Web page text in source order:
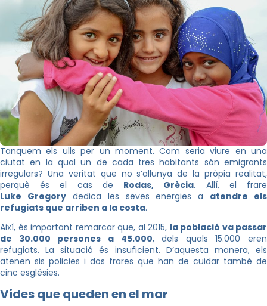
Tanquem els ulls per un moment. Com seria viure en una
ciutat en la qual un de cada tres habitants són emigrants
irregulars? Una veritat que no s’allunya de la pròpia realitat,
perquè és el cas de Rodas, Grècia. Allí, el frare
Luke Gregorydedica les seves energies a atendre els
refugiats que arriben a la costa.
Així, és important remarcar que, al 2015, la població va passar
de 30.000 persones a 45.000, dels quals 15.000 eren
refugiats. La situació és insuficient. D’aquesta manera, els
atenen sis policies i dos frares que han de cuidar també de
cinc esglésies.
Vides que queden en el mar